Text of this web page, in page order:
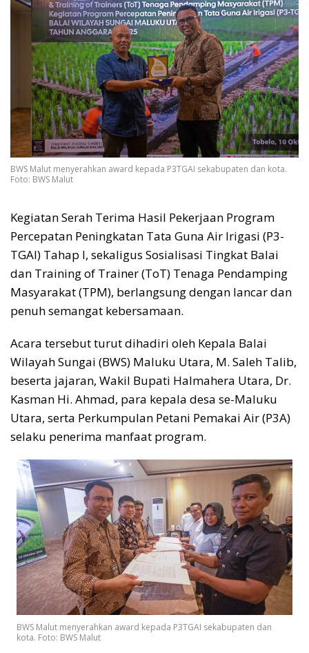
BWS Malut menyerahkan award kepada P3TGAI sekabupaten dan kota.
Foto: BWS Malut
Kegiatan Serah Terima Hasil Pekerjaan Program
Percepatan Peningkatan Tata Guna Air Irigasi (P3-
TGAI) Tahap I, sekaligus Sosialisasi Tingkat Balai
dan Training of Trainer (ToT) Tenaga Pendamping
Masyarakat (TPM), berlangsung dengan lancar dan
penuh semangat kebersamaan.
Acara tersebut turut dihadiri oleh Kepala Balai
Wilayah Sungai (BWS) Maluku Utara, M. Saleh Talib,
beserta jajaran, Wakil Bupati Halmahera Utara, Dr.
Kasman Hi. Ahmad, para kepala desa se-Maluku
Utara, serta Perkumpulan Petani Pemakai Air (P3A)
selaku penerima manfaat program.
BWS Malut menyerahkan award kepada P3TGAI sekabupaten dan
kota. Foto: BWS Malut